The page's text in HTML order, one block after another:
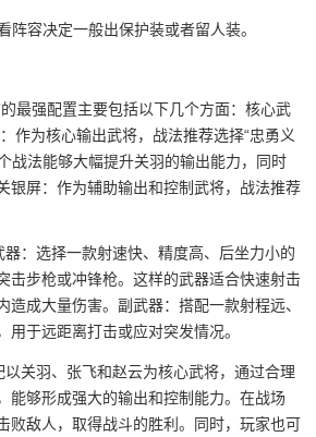
阵容决定一般出保护装或者留人装。
的最强配置主要包括以下几个方面：核心武
作为核心输出武将，战法推荐选择“忠勇义
战法能够大幅提升关羽的输出能力，同时
银屏：作为辅助输出和控制武将，战法推荐
：选择一款射速快、精度高、后坐力小的
击步枪或冲锋枪。这样的武器适合快速射击
造成大量伤害。副武器：搭配一款射程远、
用于远距离打击或应对突发情况。
关羽、张飞和赵云为核心武将，通过合理
能够形成强大的输出和控制能力。在战场
败敌人，取得战斗的胜利。同时，玩家也可